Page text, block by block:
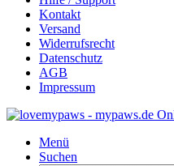
Kontakt
Versand
Widerrufsrecht
Datenschutz
AGB
Impressum
Menü
Suchen